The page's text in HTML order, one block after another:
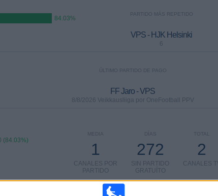
84.03%
PARTIDO MÁS REPETIDO
VPS - HJK Helsinki
6
ÚLTIMO PARTIDO DE PAGO
FF Jaro - VPS
8/8/2026 Veikkausliiga por OneFootball PPV
(84.03%)
TOTAL
2
CANALES
DÍAS
272
SIN PARTIDO
GRATUÍTO
MEDIA
1
CANALES POR
PARTIDO